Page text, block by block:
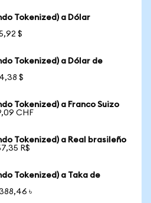
Tokenized) a Dólar
$
Tokenized) a Dólar de
$
Tokenized) a Franco Suizo
CHF
Tokenized) a Real brasileño
R$
Tokenized) a Taka de
৳